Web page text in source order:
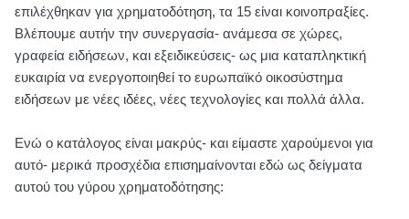
επιλέχθηκαν για χρηματοδότηση, τα 15 είναι κοινοπραξίες.
Βλέπουμε αυτήν την συνεργασία- ανάμεσα σε χώρες,
γραφεία ειδήσεων, και εξειδικεύσεις- ως μια καταπληκτική
ευκαιρία να ενεργοποιηθεί το ευρωπαϊκό οικοσύστημα
ειδήσεων με νέες ιδέες, νέες τεχνολογίες και πολλά άλλα.
Ενώ ο κατάλογος είναι μακρύς- και είμαστε χαρούμενοι για
αυτό- μερικά προσχέδια επισημαίνονται εδώ ως δείγματα
αυτού του γύρου χρηματοδότησης: